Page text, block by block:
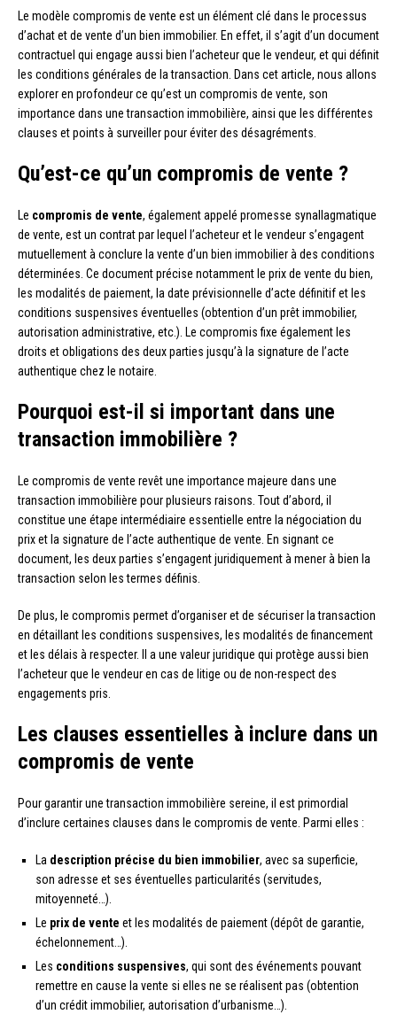
Le modèle compromis de vente est un élément clé dans le processus
d’achat et de vente d’un bien immobilier. En effet, il s’agit d’un document
contractuel qui engage aussi bien l’acheteur que le vendeur, et qui définit
les conditions générales de la transaction. Dans cet article, nous allons
explorer en profondeur ce qu’est un compromis de vente, son
importance dans une transaction immobilière, ainsi que les différentes
clauses et points à surveiller pour éviter des désagréments.
Qu’est-ce qu’un compromis de vente ?
Le compromis de vente, également appelé promesse synallagmatique
de vente, est un contrat par lequel l’acheteur et le vendeur s’engagent
mutuellement à conclure la vente d’un bien immobilier à des conditions
déterminées. Ce document précise notamment le prix de vente du bien,
les modalités de paiement, la date prévisionnelle d’acte définitif et les
conditions suspensives éventuelles (obtention d’un prêt immobilier,
autorisation administrative, etc.). Le compromis fixe également les
droits et obligations des deux parties jusqu’à la signature de l’acte
authentique chez le notaire.
Pourquoi est-il si important dans une
transaction immobilière ?
Le compromis de vente revêt une importance majeure dans une
transaction immobilière pour plusieurs raisons. Tout d’abord, il
constitue une étape intermédiaire essentielle entre la négociation du
prix et la signature de l’acte authentique de vente. En signant ce
document, les deux parties s’engagent juridiquement à mener à bien la
transaction selon les termes définis.
De plus, le compromis permet d’organiser et de sécuriser la transaction
en détaillant les conditions suspensives, les modalités de financement
et les délais à respecter. Il a une valeur juridique qui protège aussi bien
l’acheteur que le vendeur en cas de litige ou de non-respect des
engagements pris.
Les clauses essentielles à inclure dans un
compromis de vente
Pour garantir une transaction immobilière sereine, il est primordial
d’inclure certaines clauses dans le compromis de vente. Parmi elles :
La description précise du bien immobilier, avec sa superficie,
son adresse et ses éventuelles particularités (servitudes,
mitoyenneté…).
Le prix de vente et les modalités de paiement (dépôt de garantie,
échelonnement…).
Les conditions suspensives, qui sont des événements pouvant
remettre en cause la vente si elles ne se réalisent pas (obtention
d’un crédit immobilier, autorisation d’urbanisme…).